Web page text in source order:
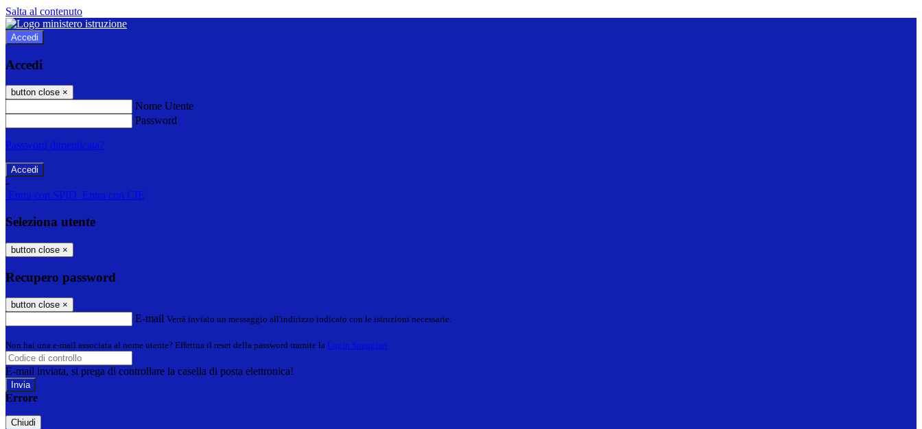
Salta al contenuto
Accedi
Accedi
button close ×
Nome Utente
Password
Password dimenticata?
-
Entra con SPID Entra con CIE
Seleziona utente
button close ×
Recupero password
button close ×
E-mail Verrà inviato un messaggio all'indirizzo indicato con le istruzioni necessarie.
Non hai una e-mail associata al nome utente? Effettua il reset della password tramite la Login Spaggiari
E-mail inviata, si prega di controllare la casella di posta elettronica!
Errore
Chiudi